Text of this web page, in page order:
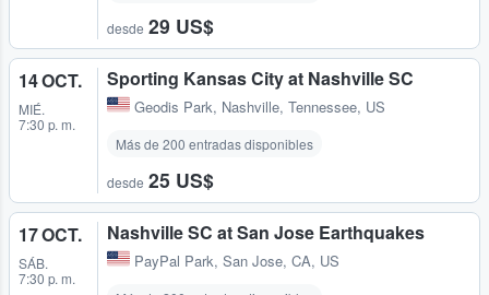
desde 29 US$
14 OCT.
MIÉ.
7:30 p. m.
Sporting Kansas City at Nashville SC
Geodis Park, Nashville, Tennessee, US
Más de 200 entradas disponibles
desde 25 US$
17 OCT.
SÁB.
7:30 p. m.
Nashville SC at San Jose Earthquakes
PayPal Park, San Jose, CA, US